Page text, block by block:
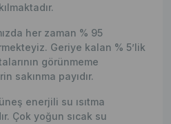
her zaman % 95
Geriye kalan % 5’lik
görünmeme
sakınma payıdır.
enerjili su ısıtma
Çok yoğun sıcak su